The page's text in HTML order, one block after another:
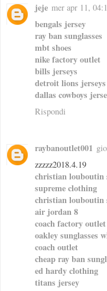
jeje mer apr 11,
bengals jersey
ray ban sunglasses
mbt shoes
nike factory outlet
bills jerseys
detroit lions jerseys
dallas cowboys
Rispondi
raybanoutlet001
zzzzz2018.4.19
christian louboutin
supreme clothing
christian louboutin
air jordan 8
coach factory outlet
oakley sunglasses
coach outlet
cheap ray ban
ed hardy clothing
titans jersey